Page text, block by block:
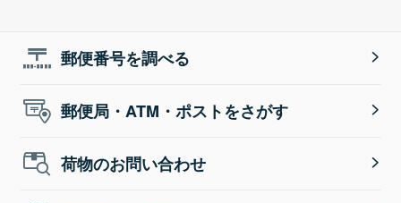
郵便番号を調べる
郵便局・ATM・ポストをさがす
荷物のお問い合わせ